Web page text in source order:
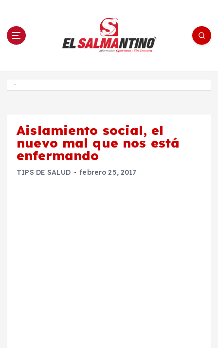
n El Salmantino - medios/noticias/editorial
Aislamiento social, el
nuevo mal que nos está
enfermando
TIPS DE SALUD febrero 25, 2017